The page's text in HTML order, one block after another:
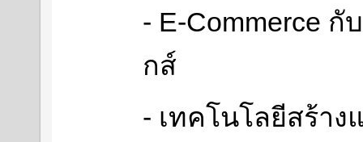
- E-Commerce กั
กส์
- เทคโนโลยีสร้า